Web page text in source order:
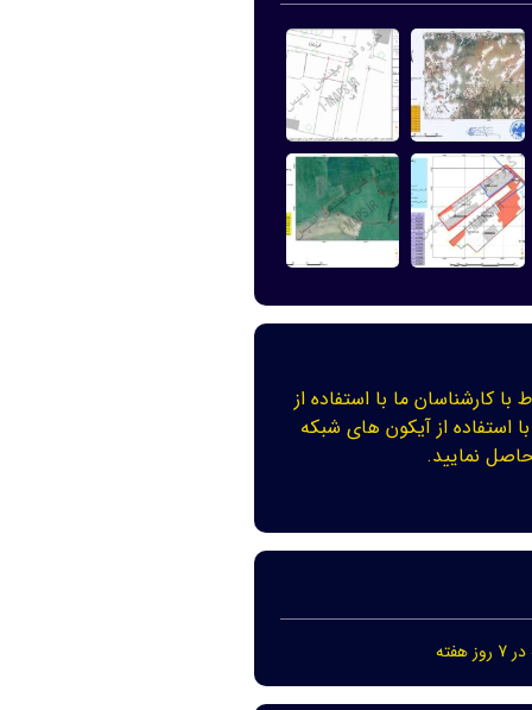
با کارشناسان ما با استفاده از
استفاده از آیکون های شبکه
نمایید.